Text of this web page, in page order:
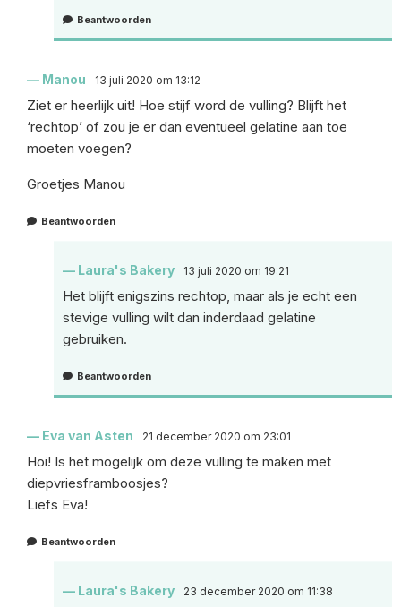
Beantwoorden
Manou 13 juli 2020 om 13:12
Ziet er heerlijk uit! Hoe stijf word de vulling? Blijft het
‘rechtop’ of zou je er dan eventueel gelatine aan toe
moeten voegen?
Groetjes Manou
Beantwoorden
Laura's Bakery 13 juli 2020 om 19:21
Het blijft enigszins rechtop, maar als je echt een
stevige vulling wilt dan inderdaad gelatine
gebruiken.
Beantwoorden
Eva van Asten 21 december 2020 om 23:01
Hoi! Is het mogelijk om deze vulling te maken met
diepvriesframboosjes?
Liefs Eva!
Beantwoorden
Laura's Bakery 23 december 2020 om 11:38